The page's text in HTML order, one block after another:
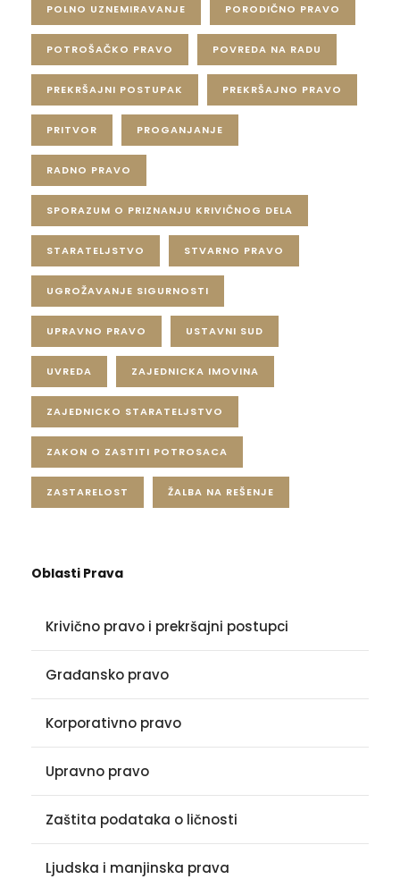
POLNO UZNEMIRAVANJE PORODIČNO PRAVO
POTROŠAČKO PRAVO POVREDA NA RADU
PREKRŠAJNI POSTUPAK PREKRŠAJNO PRAVO
PRITVOR PROGANJANJE
RADNO PRAVO
SPORAZUM O PRIZNANJU KRIVIČNOG DELA
STARATELJSTVO STVARNO PRAVO
UGROŽAVANJE SIGURNOSTI
UPRAVNO PRAVO USTAVNI SUD
UVREDA ZAJEDNICKA IMOVINA
ZAJEDNICKO STARATELJSTVO
ZAKON O ZASTITI POTROSACA
ZASTARELOST ŽALBA NA REŠENJE
Oblasti Prava
Krivično pravo i prekršajni postupci
Građansko pravo
Korporativno pravo
Upravno pravo
Zaštita podataka o ličnosti
Ljudska i manjinska prava